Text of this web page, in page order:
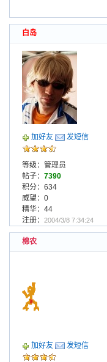
白岛
加好友 发短信
等级：管理员
帖子： 7390
积分：634
威望：0
精华：44
注册： 2004/3/8 7:34:24
棉农
加好友 发短信